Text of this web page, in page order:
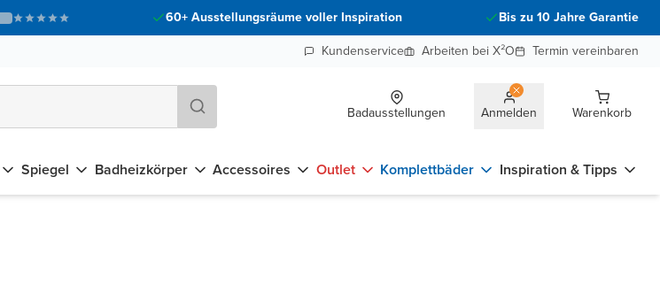
60+ Ausstellungsräume voller Inspiration
Bis zu 10 Jahre Garantie
Kundenservice
Arbeiten bei X²O Termin vereinbaren
Badausstellungen Anmelden Warenkorb
Spiegel Badheizkörper Accessoires Outlet Komplettbäder Inspiration & Tipps